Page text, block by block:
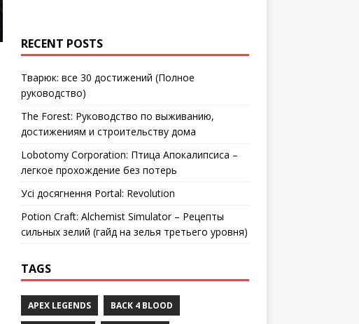
RECENT POSTS
Тварюк: все 30 достижений (Полное
руководство)
The Forest: Руководство по выживанию,
достижениям и строительству дома
Lobotomy Corporation: Птица Апокалипсиса –
легкое прохождение без потерь
Усі досягнення Portal: Revolution
Potion Craft: Alchemist Simulator – Рецепты
сильных зелий (гайд на зелья третьего уровня)
TAGS
APEX LEGENDS BACK 4 BLOOD